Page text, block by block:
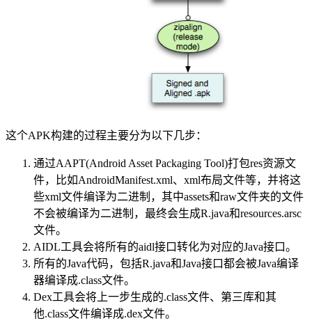
这个APK构建的过程主要分为以下几步：
通过AAPT(Android Asset Packaging Tool)打包res资源文
件，比如AndroidManifest.xml、xml布局文件等，并将这
些xml文件编译为二进制，其中assets和raw文件夹的文件
不会被编译为二进制，最终会生成R.java和resources.arsc
文件。
AIDL工具会将所有的aidl接口转化为对应的Java接口。
所有的Java代码，包括R.java和Java接口都会被Java编译
器编译成.class文件。
Dex工具会将上一步生成的.class文件、第三库和其
他.class文件编译成.dex文件。